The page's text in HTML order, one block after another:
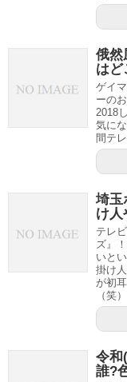
俄然
はど
ゲイ
ーの
2018
気に
間テ
埼玉
け人
テレ
ズ』
いと
掛け
が初
（笑
令和
誰?